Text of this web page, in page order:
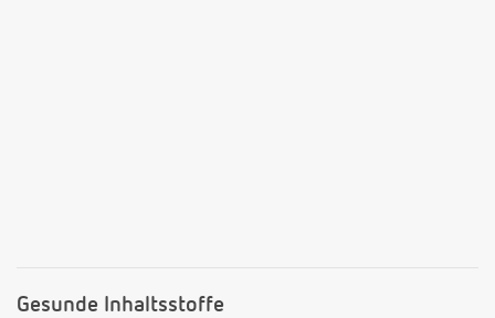
Gesunde Inhaltsstoffe